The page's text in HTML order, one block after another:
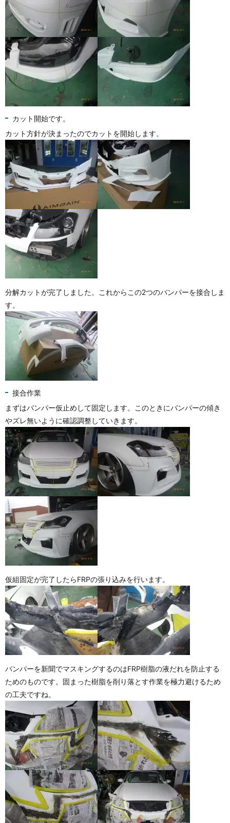
カット開始です。
カット方針が決まったのでカットを開始します。
分解カットが完了しました。これからこの2つのバンパーを接合しま
す。
接合作業
まずはバンパー仮止めして固定します。このときにバンパーの傾き
やズレ無いように確認調整していきます。
仮組固定が完了したらFRPの張り込みを行います。
バンパーを新聞でマスキングするのはFRP樹脂の液だれを防止する
ためのものです。固まった樹脂を削り落とす作業を極力避けるため
の工夫ですね。